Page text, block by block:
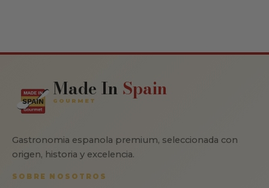
Made In Spain
GOURMET
Gastronomia espanola premium, seleccionada con
origen, historia y excelencia.
SOBRE NOSOTROS